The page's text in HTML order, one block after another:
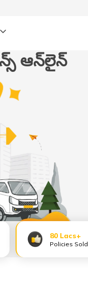
ఆన్‌లైన్
80 Lacs+
Policies Sold